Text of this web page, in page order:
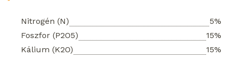
Nitrogén (N)
5%
Foszfor (P2O5)
15%
Kálium (K2O)
15%